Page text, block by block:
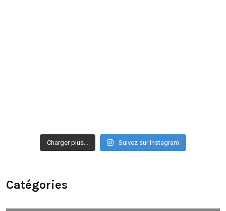
Charger plus… Suivez sur Instagram
Catégories